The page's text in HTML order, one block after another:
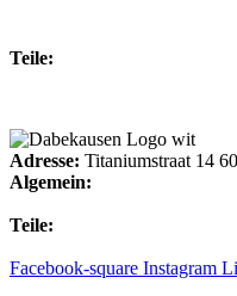
Teile:
Adresse: Titaniumstraat 14
Algemein:
Teile:
Facebook-square Instagram